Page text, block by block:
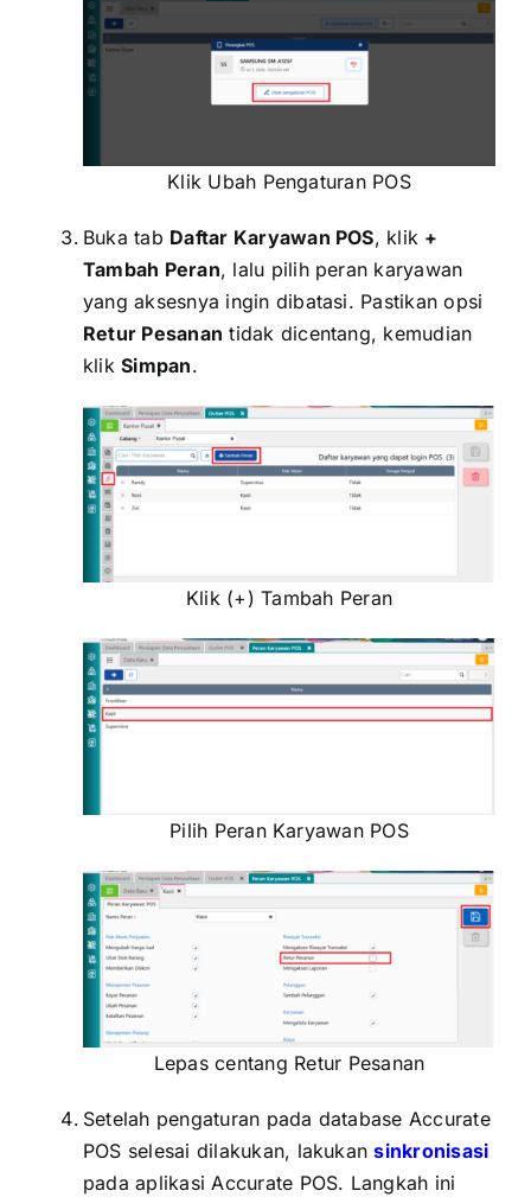
Klik Ubah Pengaturan POS
Buka tab Daftar Karyawan POS, klik +
Tambah Peran, lalu pilih peran karyawan
yang aksesnya ingin dibatasi. Pastikan opsi
Retur Pesanan tidak dicentang, kemudian
klikSimpan.
Klik (+) Tambah Peran
Pilih Peran Karyawan POS
Lepas centang Retur Pesanan
Setelah pengaturan pada database Accurate
POS selesai dilakukan, lakukansinkronisasi
pada aplikasi Accurate POS. Langkah ini